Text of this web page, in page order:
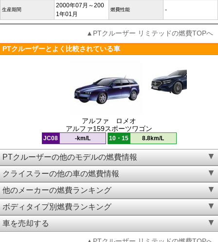
生産期間
2000年07月～200
1年01月
燃費性能 -
▲PTクルーザー リミテッドの燃費TOPへ
PTクルーザーとよく比較されている車
アルファ ロメオ
アルファ159スポーツワゴン
JC08 -km/L 10・15 8.8km/L
PTクルーザーの他のモデルの燃費情報
クライスラーの他の車の燃費情報
他のメーカーの燃費ランキング
ボディタイプ別燃費ランキング
車を売却する